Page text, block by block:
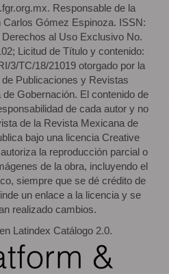
Responsable de la
Gómez Espinoza. ISSN:
al Uso Exclusivo No.
Licitud de Título y contenido:
3/TC/18/21019 otorgado por la
Publicaciones y Revistas
Gobernación. El contenido de
de cada autor y no
de la Revista Mexicana de
bajo una licencia Creative
la reproducción parcial o
de la obra, incluyendo el
siempre que se dé crédito de
un enlace a la licencia y se
realizado cambios.
Latindex Catálogo 2.0.